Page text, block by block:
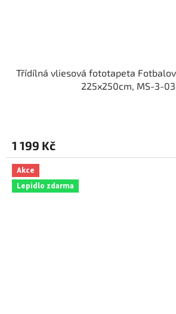
Třídílná vliesová fototapeta
225x250cm, MS-3-
1 199 Kč
Akce
Lepidlo zdarma